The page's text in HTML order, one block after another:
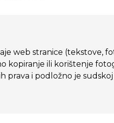
web stranice
kopiranje ili korištenje
prava i podložno je